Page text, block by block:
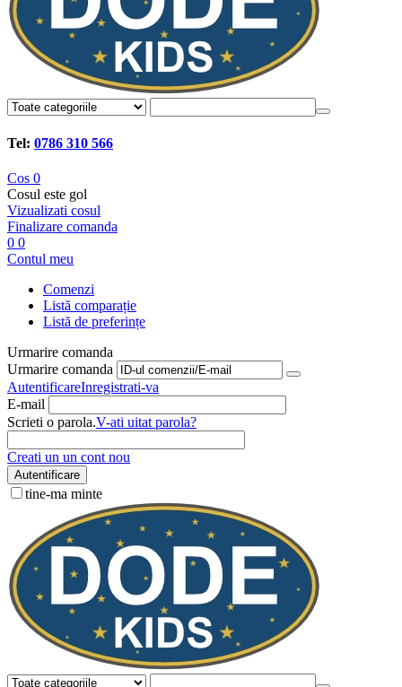
Tel: 0786 310 566
Cos 0
Cosul este gol
Vizualizati cosul
Finalizare comanda
0 0
Contul meu
Comenzi
Listă comparație
Listă de preferințe
Urmarire comanda
Urmarire comanda
AutentificareInregistrati-va
E-mail
Scrieti o parola.V-ati uitat parola?
Creati un un cont nou
Autentificare
tine-ma minte